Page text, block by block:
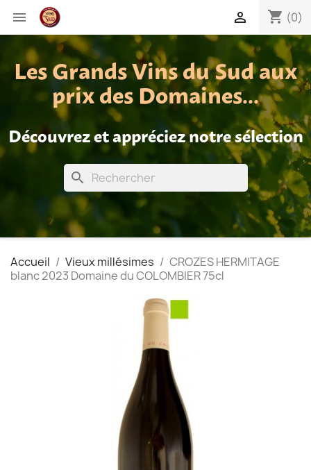
 shopping_cart (0)

Les Grands Vins du Sud aux
prix des Domaines...
Découvrez et appréciez notre sélection
search
Accueil Vieux millésimes
CROZES HERMITAGE
blanc 2023 Domaine du COLOMBIER 75cl